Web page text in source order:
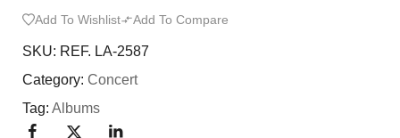
Add To Wishlist Add To Compare
SKU: REF. LA-2587
Category: Concert
Tag: Albums